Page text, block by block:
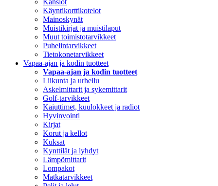
Kansiot
Käyntikorttikotelot
Mainoskynät
Muistikirjat ja muistilaput
Muut toimistotarvikkeet
Puhelintarvikkeet
Tietokonetarvikkeet
Vapaa-ajan ja kodin tuotteet
Vapaa-ajan ja kodin tuotteet
Liikunta ja urheilu
Askelmittarit ja sykemittarit
Golf-tarvikkeet
Kaiuttimet, kuulokkeet ja radiot
Hyvinvointi
Kirjat
Korut ja kellot
Kuksat
Kynttilät ja lyhdyt
Lämpömittarit
Lompakot
Matkatarvikkeet